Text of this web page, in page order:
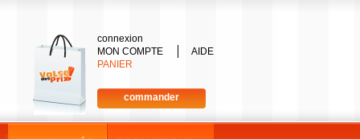
AIDE
MON COMPTE
connexion
PANIER
commander